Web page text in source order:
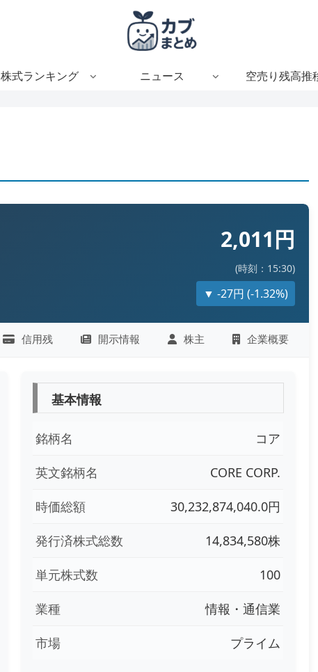
株式ランキング ニュース 空売り残高推
2,011円
(時刻：15:30)
▼ -27円 (-1.32%)
信用残 開示情報 株主 企業概要
基本情報
銘柄名 コア
英文銘柄名 CORE CORP.
時価総額 30,232,874,040.0円
発行済株式総数 14,834,580株
単元株式数 100
業種 情報・通信業
市場 プライム